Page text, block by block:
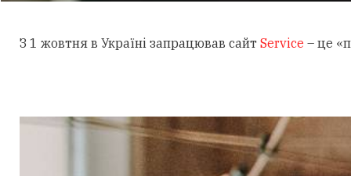
З 1 жовтня в Україні запрацював сайт Service – це